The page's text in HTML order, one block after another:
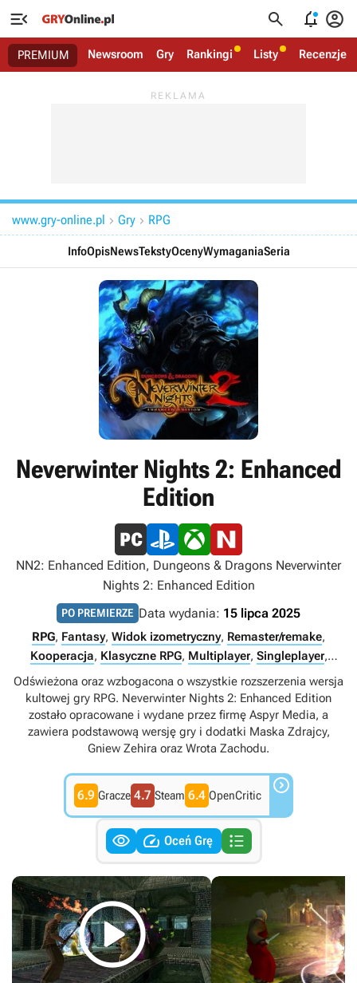
   
PREMIUM Newsroom Gry Rankingi Listy Recenzje
www.gry-online.pl  Gry  RPG
InfoOpisNewsTekstyOcenyWymaganiaSeria
Neverwinter Nights 2: Enhanced
Edition
NN2: Enhanced Edition, Dungeons & Dragons Neverwinter
Nights 2: Enhanced Edition
PO PREMIERZE Data wydania: 15 lipca 2025
RPG, Fantasy, Widok izometryczny, Remaster/remake,
Kooperacja, Klasyczne RPG, Multiplayer, Singleplayer,
Odświeżona oraz wzbogacona o wszystkie rozszerzenia wersja
kultowej gry RPG. Neverwinter Nights 2: Enhanced Edition
zostało opracowane i wydane przez firmę Aspyr Media, a
zawiera podstawową wersję gry i dodatki Maska Zdrajcy,
Gniew Zehira oraz Wrota Zachodu.
6.9 Gracze 4.7 Steam 6.4 OpenCritic 
  Oceń Grę 
